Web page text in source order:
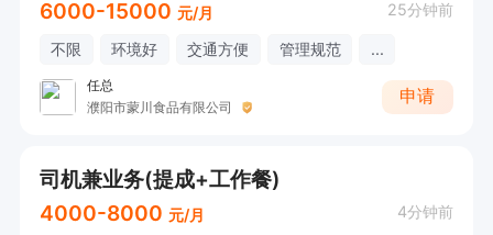
6000-15000 元/月 25分钟前
不限 环境好 交通方便 管理规范 ...
任总
濮阳市蒙川食品有限公司
申请
司机兼业务(提成+工作餐)
4000-8000 元/月 4分钟前